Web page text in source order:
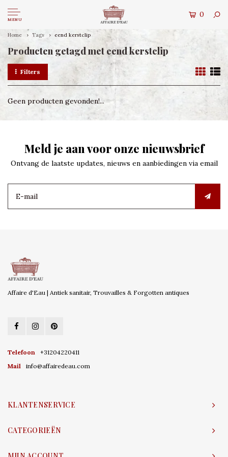
MENU
0
Home Tags eend kerstclip
Producten getagd met eend kerstclip
Filters
Geen producten gevonden!...
Meld je aan voor onze nieuwsbrief
Ontvang de laatste updates, nieuws en aanbiedingen via email
Affaire d'Eau | Antiek sanitair, Trouvailles & Forgotten antiques
Telefoon
+31204220411
Mail
info@affairedeau.com
KLANTENSERVICE
CATEGORIEËN